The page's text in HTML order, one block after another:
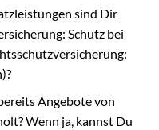
sind Dir
Schutz bei
Angebote von
Wenn ja, kannst Du